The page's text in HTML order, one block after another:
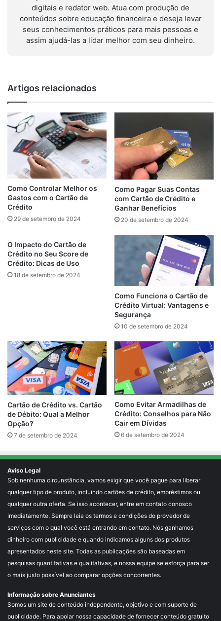
digitais e redator web. Atua com produção de
conteúdos sobre educação financeira e deseja levar
seus conhecimentos práticos para mais pessoas e
assim ajudá-las a lidar melhor com seu dinheiro.
Artigos relacionados
Como Controlar Melhor os
Gastos com o Cartão de
Crédito
29 de setembro de 2024
Como Pagar Suas Contas
com Cartão de Crédito e
Ganhar Benefícios
20 de setembro de 2024
O Impacto do Cartão de
Crédito no Seu Score de
Crédito: Dicas de Uso
18 de setembro de 2024
Como Funciona o Cartão de
Crédito Virtual: Vantagens e
Segurança
10 de setembro de 2024
Cartão de Crédito vs. Cartão
de Débito: Qual a Melhor
Opção?
7 de setembro de 2024
Como Evitar Armadilhas de
Crédito: Conselhos para Não
Cair em Dívidas
6 de setembro de 2024
Aviso Legal
Sob nenhuma circunstância, vamos exigir que você pague para liberar
qualquer tipo de produto, incluindo cartões de crédito, empréstimos ou
qualquer outra oferta. Se isso acontecer, entre em contato conosco
imediatamente. Sempre leia os termos e condições do provedor de
serviços com o qual você está entrando em contato. Nós ganhamos
dinheiro com publicidade e quando indicamos alguns dos produtos
apresentados neste site. Todas as publicações são baseadas em
pesquisas quantitativas e qualitativas, e nossa equipe se esforça para ser
o mais justo possível ao comparar opções concorrentes.
Informação sobre Anunciantes
Somos um site de conteúdo independente, objetivo e com suporte de
publicidade. Para apoiar nossa capacidade de fornecer conteúdo gratuito